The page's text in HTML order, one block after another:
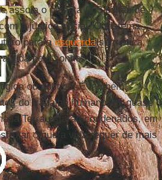
assola o planeta (1,3 bilhão de
a justiça social. O sistema
para aesquerdasem ética,
vida pelo sonho.
ou política. É também
do trabalho humano, os quase 8
Terra estarão condenados, em
o que a vida requer de mais